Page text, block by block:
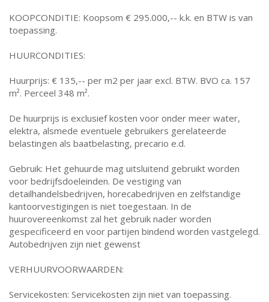
KOOPCONDITIE: Koopsom € 295.000,-- k.k. en BTW is van
toepassing.
HUURCONDITIES:
Huurprijs: € 135,-- per m2 per jaar excl. BTW. BVO ca. 157
m². Perceel 348 m².
De huurprijs is exclusief kosten voor onder meer water,
elektra, alsmede eventuele gebruikers gerelateerde
belastingen als baatbelasting, precario e.d.
Gebruik: Het gehuurde mag uitsluitend gebruikt worden
voor bedrijfsdoeleinden. De vestiging van
detailhandelsbedrijven, horecabedrijven en zelfstandige
kantoorvestigingen is niet toegestaan. In de
huurovereenkomst zal het gebruik nader worden
gespecificeerd en voor partijen bindend worden vastgelegd.
Autobedrijven zijn niet gewenst
VERHUURVOORWAARDEN:
Servicekosten: Servicekosten zijn niet van toepassing.